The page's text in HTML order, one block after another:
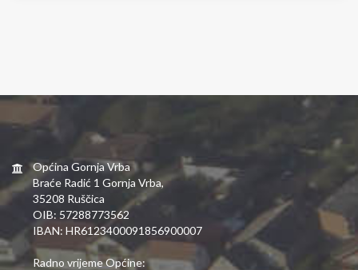
Općina Gornja Vrba
Braće Radić 1 Gornja Vrba,
35208 Ruščica
OIB: 57288773562
IBAN: HR6123400091856900007
Radno vrijeme Općine: